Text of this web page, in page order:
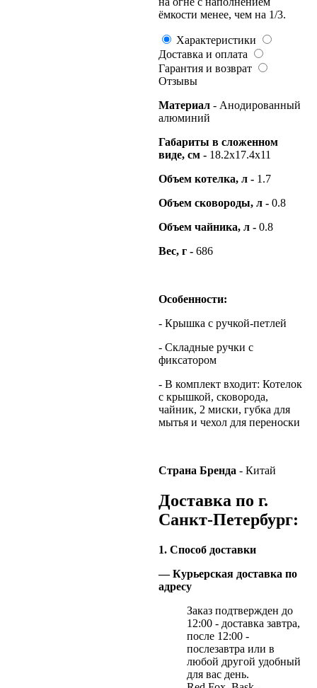
ёмкости менее, чем на 1/3.
Характеристики
Доставка и оплата
Гарантия и возврат
Отзывы
Материал - Анодированный
алюминий
Габариты в сложенном
виде, см - 18.2х17.4х11
Объем котелка, л - 1.7
Объем сковороды, л - 0.8
Объем чайника, л - 0.8
Вес, г - 686
Особенности:
- Крышка с ручкой-петлей
- Складные ручки с
фиксатором
- В комплект входит: Котелок
с крышкой, сковорода,
чайник, 2 миски, губка для
мытья и чехол для переноски
Страна Бренда - Китай
Доставка по г.
Санкт-Петербург:
1. Способ доставки
— Курьерская доставка по
адресу
Заказ подтвержден до
12:00 - доставка завтра,
после 12:00 -
послезавтра или в
любой другой удобный
для вас день.